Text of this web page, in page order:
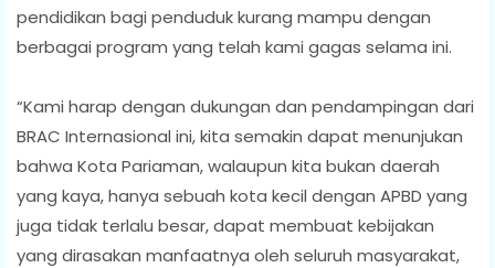
pendidikan bagi penduduk kurang mampu dengan
berbagai program yang telah kami gagas selama ini.
“Kami harap dengan dukungan dan pendampingan dari
BRAC Internasional ini, kita semakin dapat menunjukan
bahwa Kota Pariaman, walaupun kita bukan daerah
yang kaya, hanya sebuah kota kecil dengan APBD yang
juga tidak terlalu besar, dapat membuat kebijakan
yang dirasakan manfaatnya oleh seluruh masyarakat,